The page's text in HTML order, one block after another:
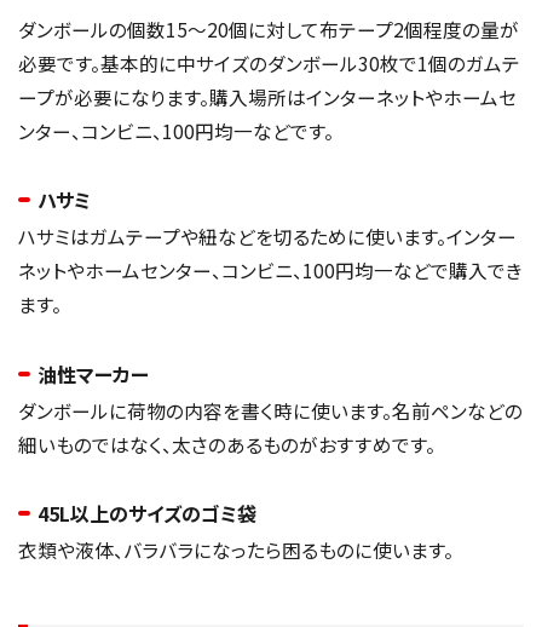
ダンボールの個数15〜20個に対して布テープ2個程度の量が
必要です。基本的に中サイズのダンボール30枚で1個のガムテ
ープが必要になります。購入場所はインターネットやホームセ
ンター、コンビニ、100円均一などです。
ハサミ
ハサミはガムテープや紐などを切るために使います。インター
ネットやホームセンター、コンビニ、100円均一などで購入でき
ます。
油性マーカー
ダンボールに荷物の内容を書く時に使います。名前ペンなどの
細いものではなく、太さのあるものがおすすめです。
45L以上のサイズのゴミ袋
衣類や液体、バラバラになったら困るものに使います。